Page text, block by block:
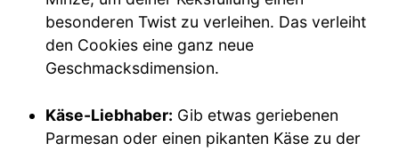
besonderen Twist zu verleihen. Das verleiht
den Cookies eine ganz neue
Geschmacksdimension.
Käse-Liebhaber: Gib etwas geriebenen
Parmesan oder einen pikanten Käse zu der